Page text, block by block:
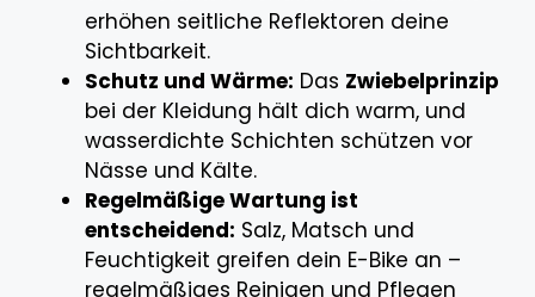
erhöhen seitliche Reflektoren deine
Sichtbarkeit.
Schutz und Wärme: Das Zwiebelprinzip
bei der Kleidung hält dich warm, und
wasserdichte Schichten schützen vor
Nässe und Kälte.
Regelmäßige Wartung ist
entscheidend: Salz, Matsch und
Feuchtigkeit greifen dein E-Bike an –
regelmäßiges Reinigen und Pflegen